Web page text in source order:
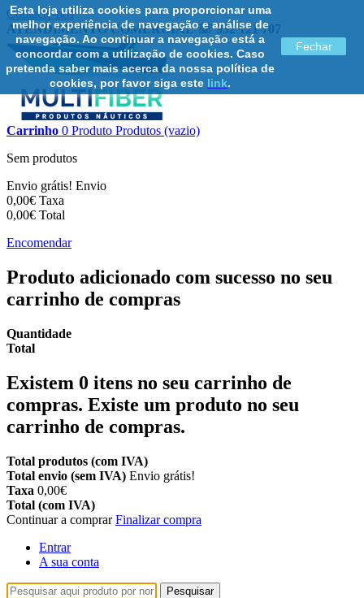
Esta loja utiliza cookies para proporcionar uma
melhor experiência de navegação e análise de
navegação. Ao continuar a navegação está a
concordar com a utilização de cookies. Caso
pretenda saber mais acerca da nossa política de
cookies, por favor siga este link.
Fechar
Contacte-nos
ATENDIMENTO COMERCIAL ☏ 932 121 707
Carrinho 0 Produto Produtos (vazio)
Sem produtos
Envio grátis! Envio
0,00€ Taxa
0,00€ Total
Encomendar
Produto adicionado com sucesso no seu
carrinho de compras
Quantidade
Total
Existem 0 itens no seu carrinho de
compras. Existe um produto no seu
carrinho de compras.
Total produtos (com IVA)
Total envio (sem IVA) Envio grátis!
Taxa 0,00€
Total (com IVA)
Continuar a comprarFinalizar compra
Entrar
A sua conta
Pesquisar